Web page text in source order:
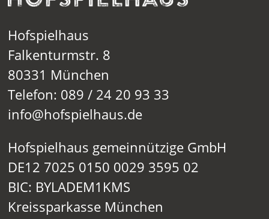
Hofspielhaus
Falkenturmstr. 8
80331 München
Telefon: 089 / 24 20 93 33
info@hofspielhaus.de
Hofspielhaus gemeinnützige GmbH
DE12 7025 0150 0029 3595 02
BIC: BYLADEM1KMS
Kreissparkasse München